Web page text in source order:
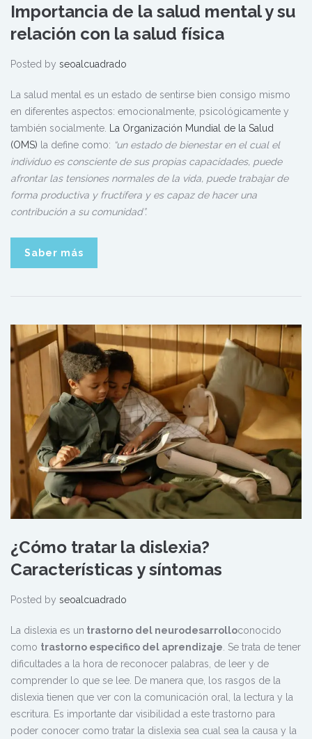
Importancia de la salud mental y su
relación con la salud física
Posted by seoalcuadrado
La salud mental es un estado de sentirse bien consigo mismo
en diferentes aspectos: emocionalmente, psicológicamente y
también socialmente.
La Organización Mundial de la Salud
(OMS) la define como: “un estado de bienestar en el cual el
individuo es consciente de sus propias capacidades, puede
afrontar las tensiones normales de la vida, puede trabajar de
forma productiva y fructífera y es capaz de hacer una
contribución a su comunidad”.
Saber más
¿Cómo tratar la dislexia?
Características y síntomas
Posted by seoalcuadrado
La dislexia es un trastorno del neurodesarrolloconocido
como trastorno especifico del aprendizaje . Se trata de tener
dificultades a la hora de reconocer palabras, de leer y de
comprender lo que se lee. De manera que, los rasgos de la
dislexia tienen que ver con la comunicación oral, la lectura y la
escritura. Es importante dar visibilidad a este trastorno para
poder conocer como tratar la dislexia sea cual sea la causa y la